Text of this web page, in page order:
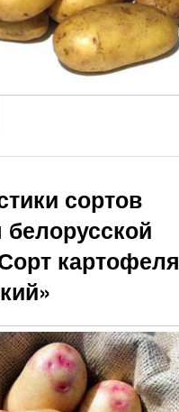
сортов
картофеля